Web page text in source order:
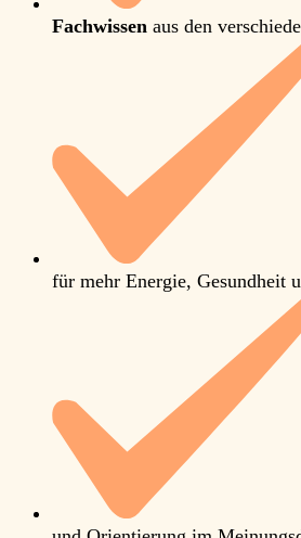
Fachwissen aus den
für mehr Energie, Gesundheit